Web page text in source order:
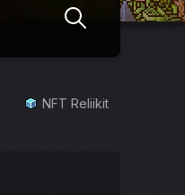
NFT Reliikit